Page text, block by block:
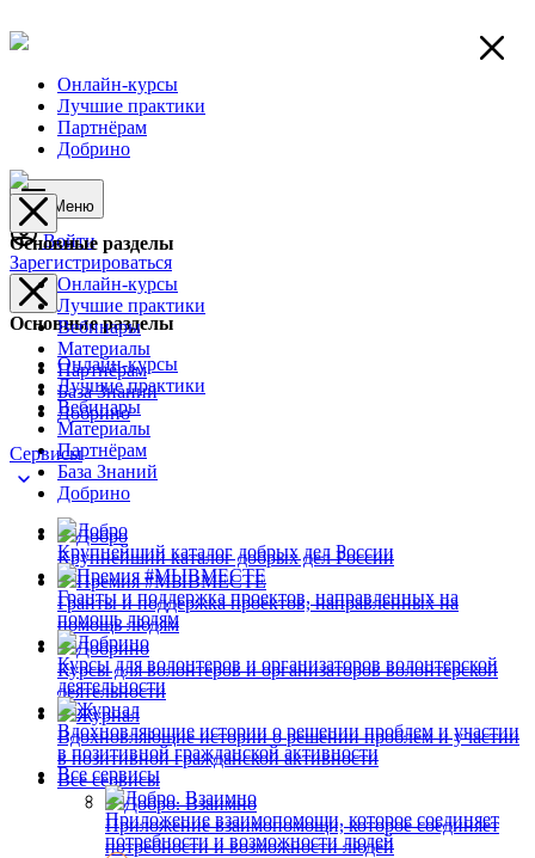
Онлайн-курсы
Лучшие практики
Партнёрам
Добрино
Меню
Войти
Зарегистрироваться
Основные разделы
Онлайн-курсы
Лучшие практики
Вебинары
Материалы
Партнёрам
База Знаний
Добрино
Добро
Крупнейший каталог добрых дел России
Премия #МЫВМЕСТЕ
Гранты и поддержка проектов, направленных на
помощь людям
Добрино
Курсы для волонтеров и организаторов волонтерской
деятельности
Журнал
Вдохновляющие истории о решении проблем и участии
в позитивной гражданской активности
Все сервисы
Добро. Взаимно
Приложение взаимопомощи, которое соединяет
потребности и возможности людей
Основные разделы
Онлайн-курсы
Лучшие практики
Вебинары
Материалы
Партнёрам
База Знаний
Добрино
Сервисы
Добро
Крупнейший каталог добрых дел России
Премия #МЫВМЕСТЕ
Гранты и поддержка проектов, направленных на
помощь людям
Добрино
Курсы для волонтеров и организаторов волонтерской
деятельности
Журнал
Вдохновляющие истории о решении проблем и участии
в позитивной гражданской активности
Все сервисы
Добро. Взаимно
Приложение взаимопомощи, которое соединяет
потребности и возможности людей